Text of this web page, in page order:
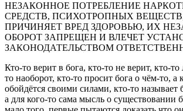
НЕЗАКОННОЕ ПОТРЕБЛЕНИЕ
СРЕДСТВ, ПСИХОТРОПНЫХ
ПРИЧИНЯЕТ ВРЕД ЗДОРОВЬЮ, ИХ
ОБОРОТ ЗАПРЕЩЕН И ВЛЕЧЕТ
ЗАКОНОДАТЕЛЬСТВОМ
Кто-то верит в бога, кто-то не верит, кто-
то наоборот, кто-то просит бога о чём-то, а
обойдётся своими силами, кто-то называет
а для кого-то сама мысль о существовании